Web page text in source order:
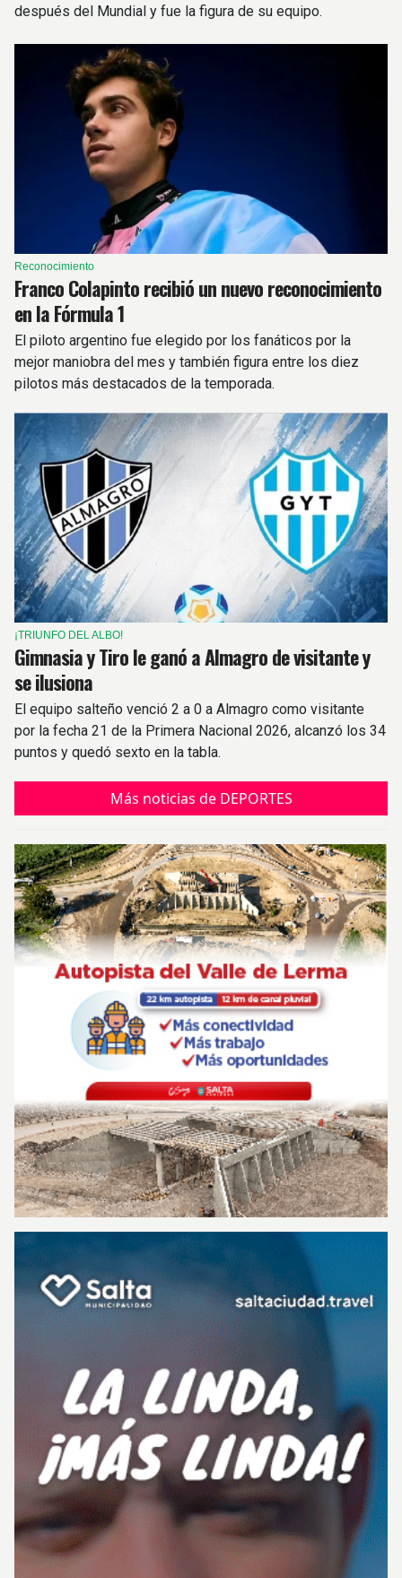
después del Mundial y fue la figura de su equipo.
Reconocimiento
Franco Colapinto recibió un nuevo reconocimiento
en la Fórmula 1
El piloto argentino fue elegido por los fanáticos por la
mejor maniobra del mes y también figura entre los diez
pilotos más destacados de la temporada.
¡TRIUNFO DEL ALBO!
Gimnasia y Tiro le ganó a Almagro de visitante y
se ilusiona
El equipo salteño venció 2 a 0 a Almagro como visitante
por la fecha 21 de la Primera Nacional 2026, alcanzó los 34
puntos y quedó sexto en la tabla.
Más noticias de DEPORTES